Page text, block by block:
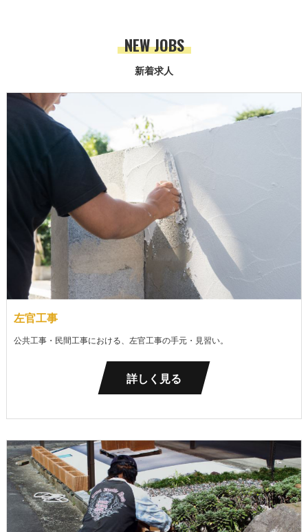
新着求人
NEW JOBS
左官工事
公共工事・民間工事における、左官工事の手元・見習い。
詳しく見る